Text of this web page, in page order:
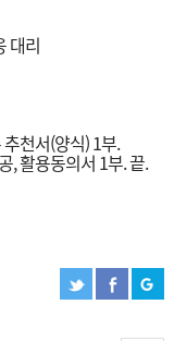
대리
천서(양식) 1부.
, 활용동의서 1부. 끝.